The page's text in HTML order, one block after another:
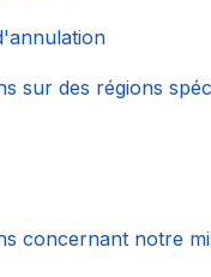
sur des régions
de Compte
concernant notre